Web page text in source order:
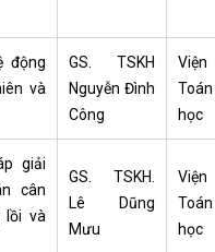
động
và
GS. TSKH
Nguyễn Đình
Công
Viện
Toán
học
giải
cân
lồi và
GS. TSKH.
Lê Dũng
Mưu
Viện
Toán
học